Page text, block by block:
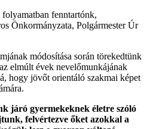
folyamatban fenntartónk,
Önkormányzata, Polgármester Úr
módosítása során törekedtünk
elmúlt évek nevelőmunkájának
hogy jövőt orientáló szakmai képet
járó gyermekeknek életre szóló
felvértezve őket azokkal a